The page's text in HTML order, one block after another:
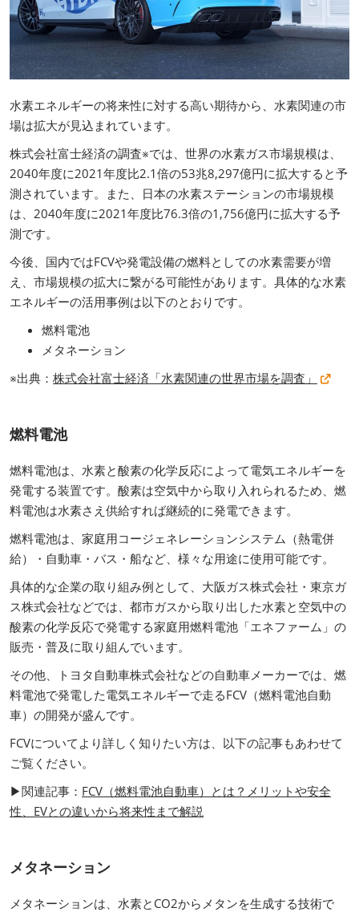
水素エネルギーの将来性に対する高い期待から、水素関連の市
場は拡大が見込まれています。
株式会社富士経済の調査※では、世界の水素ガス市場規模は、
2040年度に2021年度比2.1倍の53兆8,297億円に拡大すると予
測されています。また、日本の水素ステーションの市場規模
は、2040年度に2021年度比76.3倍の1,756億円に拡大する予
測です。
今後、国内ではFCVや発電設備の燃料としての水素需要が増
え、市場規模の拡大に繋がる可能性があります。具体的な水素
エネルギーの活用事例は以下のとおりです。
燃料電池
メタネーション
※出典： 株式会社富士経済「水素関連の世界市場を調査」
燃料電池
燃料電池は、水素と酸素の化学反応によって電気エネルギーを
発電する装置です。酸素は空気中から取り入れられるため、燃
料電池は水素さえ供給すれば継続的に発電できます。
燃料電池は、家庭用コージェネレーションシステム（熱電併
給）・自動車・バス・船など、様々な用途に使用可能です。
具体的な企業の取り組み例として、大阪ガス株式会社・東京ガ
ス株式会社などでは、都市ガスから取り出した水素と空気中の
酸素の化学反応で発電する家庭用燃料電池「エネファーム」の
販売・普及に取り組んでいます。
その他、トヨタ自動車株式会社などの自動車メーカーでは、燃
料電池で発電した電気エネルギーで走るFCV（燃料電池自動
車）の開発が盛んです。
FCVについてより詳しく知りたい方は、以下の記事もあわせて
ご覧ください。
▶関連記事： FCV（燃料電池自動車）とは？メリットや安全
性、EVとの違いから将来性まで解説
メタネーション
メタネーションは、水素とCO2からメタンを生成する技術で